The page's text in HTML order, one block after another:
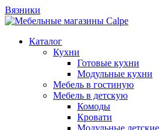
Вязники
Каталог
Кухни
Готовые кухни
Модульные кухни
Мебель в гостиную
Мебель в детскую
Комоды
Кровати
Модульные детские